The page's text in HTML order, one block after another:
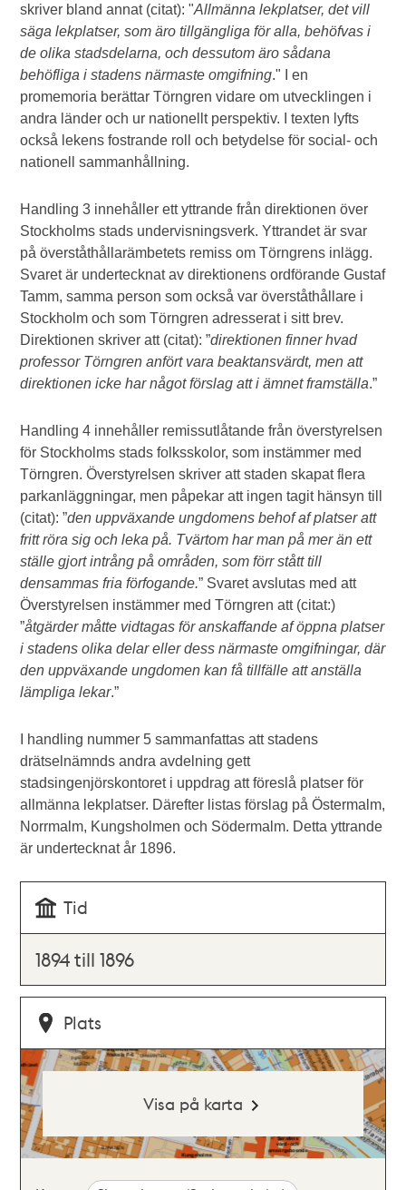
skriver bland annat (citat): "Allmänna lekplatser, det vill
säga lekplatser, som äro tillgängliga för alla, behöfvas i
de olika stadsdelarna, och dessutom äro sådana
behöfliga i stadens närmaste omgifning." I en
promemoria berättar Törngren vidare om utvecklingen i
andra länder och ur nationellt perspektiv. I texten lyfts
också lekens fostrande roll och betydelse för social- och
nationell sammanhållning.
Handling 3 innehåller ett yttrande från direktionen över
Stockholms stads undervisningsverk. Yttrandet är svar
på överståthållarämbetets remiss om Törngrens inlägg.
Svaret är undertecknat av direktionens ordförande Gustaf
Tamm, samma person som också var överståthållare i
Stockholm och som Törngren adresserat i sitt brev.
Direktionen skriver att (citat): ”direktionen finner hvad
professor Törngren anfört vara beaktansvärdt, men att
direktionen icke har något förslag att i ämnet framställa.”
Handling 4 innehåller remissutlåtande från överstyrelsen
för Stockholms stads folksskolor, som instämmer med
Törngren. Överstyrelsen skriver att staden skapat flera
parkanläggningar, men påpekar att ingen tagit hänsyn till
(citat): ”den uppväxande ungdomens behof af platser att
fritt röra sig och leka på. Tvärtom har man på mer än ett
ställe gjort intrång på områden, som förr stått till
densammas fria förfogande.” Svaret avslutas med att
Överstyrelsen instämmer med Törngren att (citat:)
”åtgärder måtte vidtagas för anskaffande af öppna platser
i stadens olika delar eller dess närmaste omgifningar, där
den uppväxande ungdomen kan få tillfälle att anställa
lämpliga lekar.”
I handling nummer 5 sammanfattas att stadens
drätselnämnds andra avdelning gett
stadsingenjörskontoret i uppdrag att föreslå platser för
allmänna lekplatser. Därefter listas förslag på Östermalm,
Norrmalm, Kungsholmen och Södermalm. Detta yttrande
är undertecknat år 1896.
Tid
1894 till 1896
Plats
Visa på karta